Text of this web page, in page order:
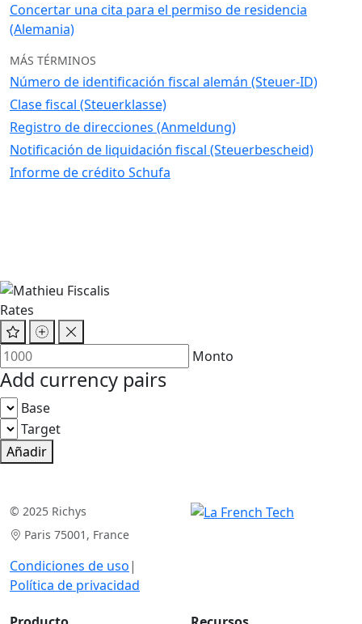
Concertar una cita para el permiso de residencia
(Alemania)
MÁS TÉRMINOS
Número de identificación fiscal alemán (Steuer-ID)
Clase fiscal (Steuerklasse)
Registro de direcciones (Anmeldung)
Notificación de liquidación fiscal (Steuerbescheid)
Informe de crédito Schufa
Rates
Monto
Add currency pairs
Base
Target
Añadir
© 2025 Richys
Paris 75001, France
Condiciones de uso|
Política de privacidad